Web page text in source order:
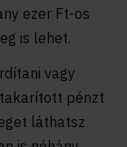
ezer Ft-os
is lehet.
vagy
pénzt
láthatsz